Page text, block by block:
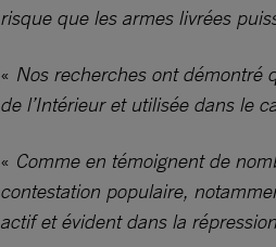
risque que les armes livrées
« Nos recherches ont démontré
de l’Intérieur et utilisée dans le
« Comme en témoignent de
contestation populaire,
actif et évident dans la